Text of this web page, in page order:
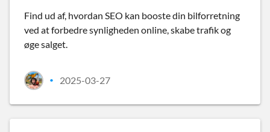
Find ud af, hvordan SEO kan booste din bilforretning
ved at forbedre synligheden online, skabe trafik og
øge salget.
• 2025-03-27